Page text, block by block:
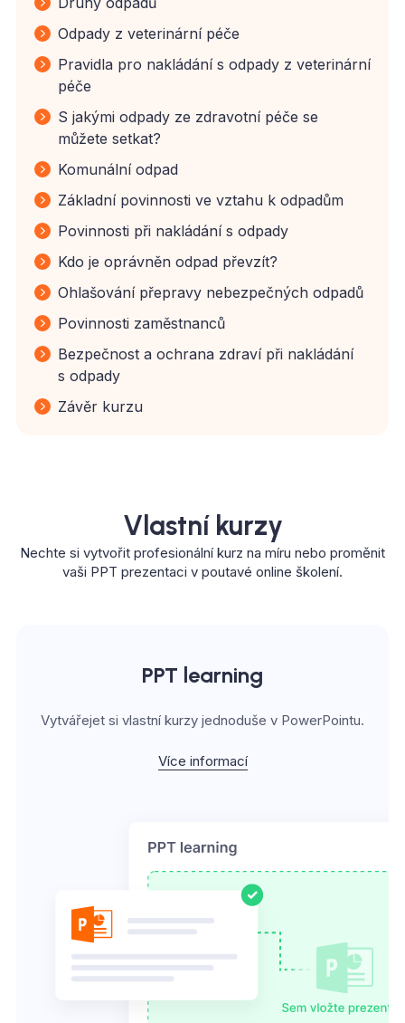
Odpady z veterinární péče
Pravidla pro nakládání s odpady z veterinární
péče
S jakými odpady ze zdravotní péče se
můžete setkat?
Komunální odpad
Základní povinnosti ve vztahu k odpadům
Povinnosti při nakládání s odpady
Kdo je oprávněn odpad převzít?
Ohlašování přepravy nebezpečných odpadů
Povinnosti zaměstnanců
Bezpečnost a ochrana zdraví při nakládání
s odpady
Závěr kurzu
Vlastní kurzy
Nechte si vytvořit profesionální kurz na míru nebo proměnit
vaši PPT prezentaci v poutavé online školení.
PPT learning
Vytvářejet si vlastní kurzy jednoduše v PowerPointu.
Více informací